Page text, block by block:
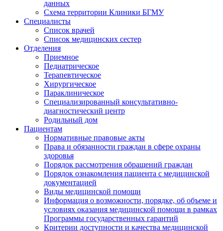
данных
Схема территории Клиники БГМУ
Специалисты
Список врачей
Список медицинских сестер
Отделения
Приемное
Педиатрическое
Терапевтическое
Хирургическое
Параклиническое
Специализированный консультативно-
диагностический центр
Родильный дом
Пациентам
Нормативные правовые акты
Права и обязанности граждан в сфере охраны
здоровья
Порядок рассмотрения обращений граждан
Порядок ознакомления пациента с медицинской
документацией
Виды медицинской помощи
Информация о возможности, порядке, об объеме и
условиях оказания медицинской помощи в рамках
Программы государственных гарантий
Критерии доступности и качества медицинской